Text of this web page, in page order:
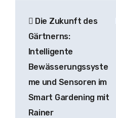
Die Zukunft des
Gärtnerns:
Intelligente
Bewässerungssyste
me und Sensoren im
Smart Gardening mit
Rainer